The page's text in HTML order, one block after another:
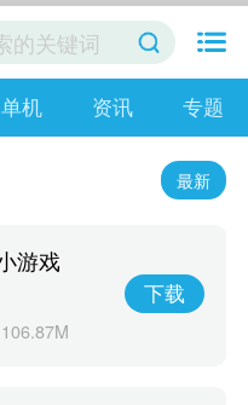
单机 资讯 专题
最新
游戏
下载